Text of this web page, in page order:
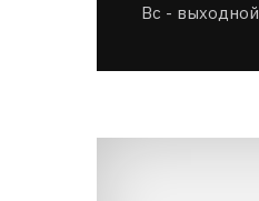
Вс - выходной